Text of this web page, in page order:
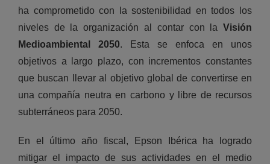
ha comprometido con la sostenibilidad en todos los
niveles de la organización al contar con laVisión
Medioambiental 2050. Esta se enfoca en unos
objetivos a largo plazo, con incrementos constantes
que buscan llevar al objetivo global de convertirse en
una compañía neutra en carbono y libre de recursos
subterráneos para 2050.
En el último año fiscal, Epson Ibérica ha logrado
mitigar el impacto de sus actividades en el medio